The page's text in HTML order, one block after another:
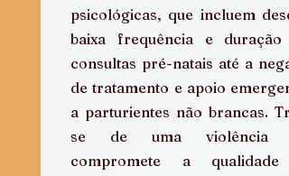
psicológicas, que incluem
baixa frequência e duração
consultas pré-natais até a
de tratamento e apoio
a parturientes não brancas.
se de uma violência
compromete a qualidade